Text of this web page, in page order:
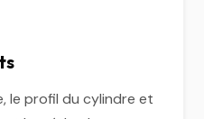
le profil du cylindre et